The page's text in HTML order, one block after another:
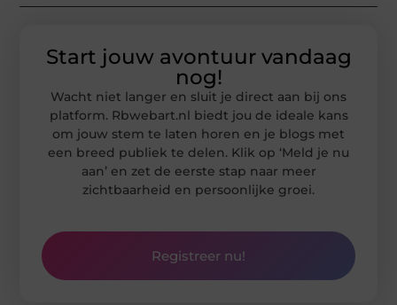
Start jouw avontuur vandaag
nog!
Wacht niet langer en sluit je direct aan bij ons
platform. Rbwebart.nl biedt jou de ideale kans
om jouw stem te laten horen en je blogs met
een breed publiek te delen. Klik op ‘Meld je nu
aan’ en zet de eerste stap naar meer
zichtbaarheid en persoonlijke groei.
Registreer nu!